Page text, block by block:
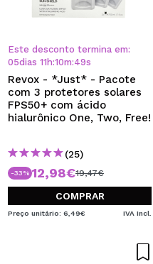
Este desconto termina em:
05dias 11 h:10m:49s
Revox - *Just* - Pacote
com 3 protetores solares
FPS50+ com ácido
hialurônico One, Two, Free!
(25)
-33% 12,98€19,47€
COMPRAR
Preço unitário: 6,49€ IVA Incl.